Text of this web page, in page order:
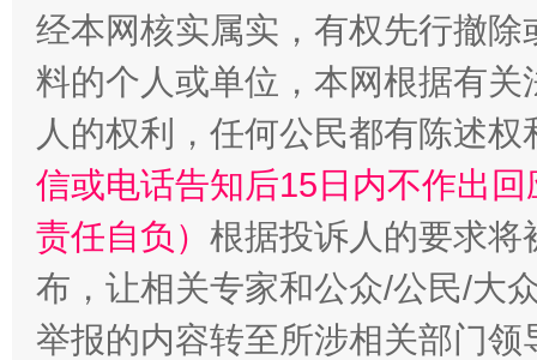
经本网核实属实，有权先行撤
料的个人或单位，本网根据有
人的权利，任何公民都有陈述
信或电话告知后15日内不作出
责任自负） 根据投诉人的要求将
布，让相关专家和公众/公民/大
举报的内容转至所涉相关部门